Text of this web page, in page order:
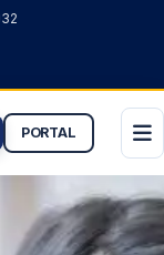
PORTAL